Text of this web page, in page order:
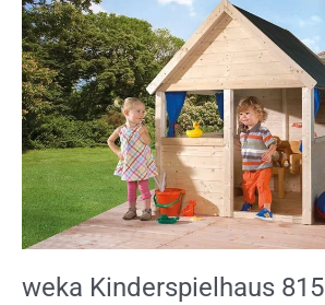
weka Kinderspielhaus 815
815